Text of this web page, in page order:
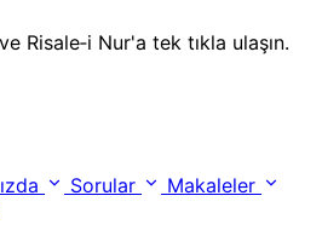
Risale‑i Nur'a tek tıkla ulaşın.
Hesabı
Sorular
Makaleler